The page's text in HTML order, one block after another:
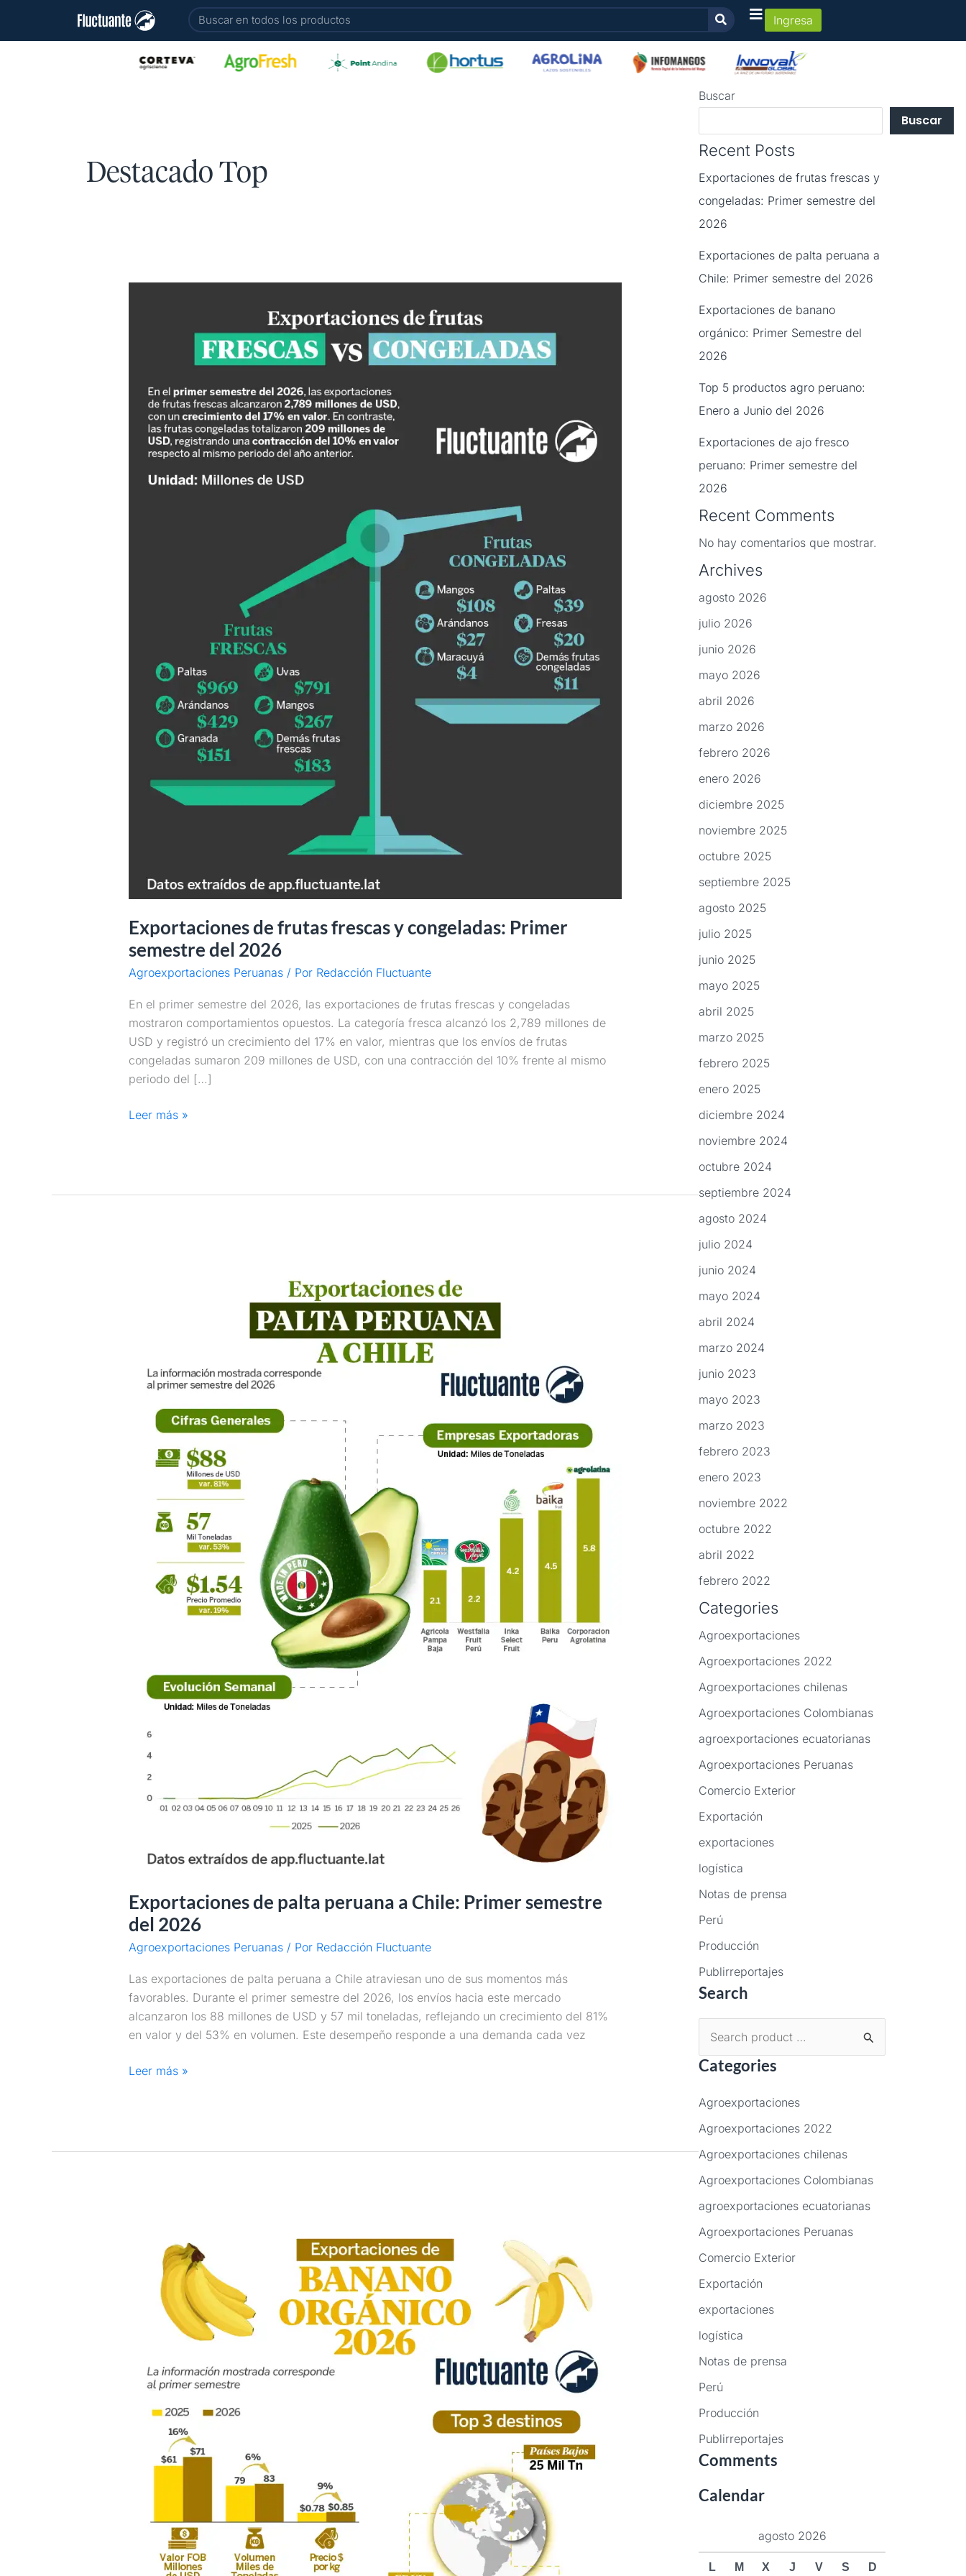
Buscar Ingresa
Destacado Top
Exportaciones de frutas frescas y congeladas: Primer
semestre del 2026
Agroexportaciones Peruanas/ Por Redacción Fluctuante
En el primer semestre del 2026, las exportaciones de frutas frescas y congeladas
mostraron comportamientos opuestos. La categoría fresca alcanzó los 2,789 millones de
USD y registró un crecimiento del 17% en valor, mientras que los envíos de frutas
congeladas sumaron 209 millones de USD, con una contracción del 10% frente al mismo
periodo del […]
congeladas:
Primer
semestre
2026
Leer más »
Exportaciones de palta peruana a Chile: Primer semestre
del 2026
Agroexportaciones Peruanas/ Por Redacción Fluctuante
Las exportaciones de palta peruana a Chile atraviesan uno de sus momentos más
favorables. Durante el primer semestre del 2026, los envíos hacia este mercado
alcanzaron los 88 millones de USD y 57 mil toneladas, reflejando un crecimiento del 81%
en valor y del 53% en volumen. Este desempeño responde a una demanda cada vez
Primer
2026
Leer más »
banano
orgánico:
Primer
Semestre
Buscar
Buscar
Recent Posts
Exportaciones de frutas frescas y
congeladas: Primer semestre del
2026
Exportaciones de palta peruana a
Chile: Primer semestre del 2026
Exportaciones de banano
orgánico: Primer Semestre del
2026
Top 5 productos agro peruano:
Enero a Junio del 2026
Exportaciones de ajo fresco
peruano: Primer semestre del
2026
Recent Comments
No hay comentarios que mostrar.
Archives
agosto 2026
julio 2026
junio 2026
mayo 2026
abril 2026
marzo 2026
febrero 2026
enero 2026
diciembre 2025
noviembre 2025
octubre 2025
septiembre 2025
agosto 2025
julio 2025
junio 2025
mayo 2025
abril 2025
marzo 2025
febrero 2025
enero 2025
diciembre 2024
noviembre 2024
octubre 2024
septiembre 2024
agosto 2024
julio 2024
junio 2024
mayo 2024
abril 2024
marzo 2024
junio 2023
mayo 2023
marzo 2023
febrero 2023
enero 2023
noviembre 2022
octubre 2022
abril 2022
febrero 2022
Categories
Agroexportaciones
Agroexportaciones 2022
Agroexportaciones chilenas
Agroexportaciones Colombianas
agroexportaciones ecuatorianas
Agroexportaciones Peruanas
Comercio Exterior
Exportación
exportaciones
logística
Notas de prensa
Perú
Producción
Publirreportajes
Search
u
c
a
r
p
o
r
Categories
Agroexportaciones
Agroexportaciones 2022
Agroexportaciones chilenas
Agroexportaciones Colombianas
agroexportaciones ecuatorianas
Agroexportaciones Peruanas
Comercio Exterior
Exportación
exportaciones
logística
Notas de prensa
Perú
Producción
Publirreportajes
Comments
Calendar
agosto 2026
L M X J V S D